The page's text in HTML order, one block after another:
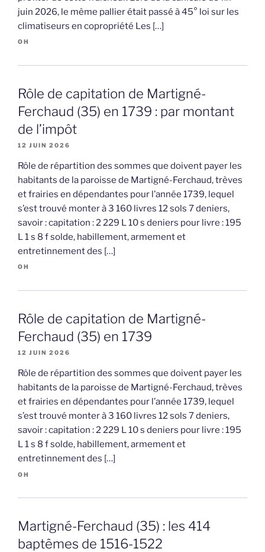
juin 2026, le même pallier était passé à 45° loi sur les
climatiseurs en copropriété Les […]
OH
Rôle de capitation de Martigné-
Ferchaud (35) en 1739 : par montant
de l’impôt
12 JUIN 2026
Rôle de répartition des sommes que doivent payer les
habitants de la paroisse de Martigné-Ferchaud, trèves
et frairies en dépendantes pour l’année 1739, lequel
s’est trouvé monter à 3 160 livres 12 sols 7 deniers,
savoir : capitation : 2 229 L 10 s deniers pour livre : 195
L 1 s 8 f solde, habillement, armement et
entretinnement des […]
OH
Rôle de capitation de Martigné-
Ferchaud (35) en 1739
12 JUIN 2026
Rôle de répartition des sommes que doivent payer les
habitants de la paroisse de Martigné-Ferchaud, trèves
et frairies en dépendantes pour l’année 1739, lequel
s’est trouvé monter à 3 160 livres 12 sols 7 deniers,
savoir : capitation : 2 229 L 10 s deniers pour livre : 195
L 1 s 8 f solde, habillement, armement et
entretinnement des […]
OH
Martigné-Ferchaud (35) : les 414
baptêmes de 1516-1522